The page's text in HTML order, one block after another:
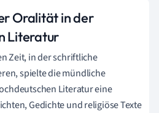
Oralität in der
Literatur
Zeit, in der schriftliche
spielte die mündliche
Literatur eine
Gedichte und religiöse Texte